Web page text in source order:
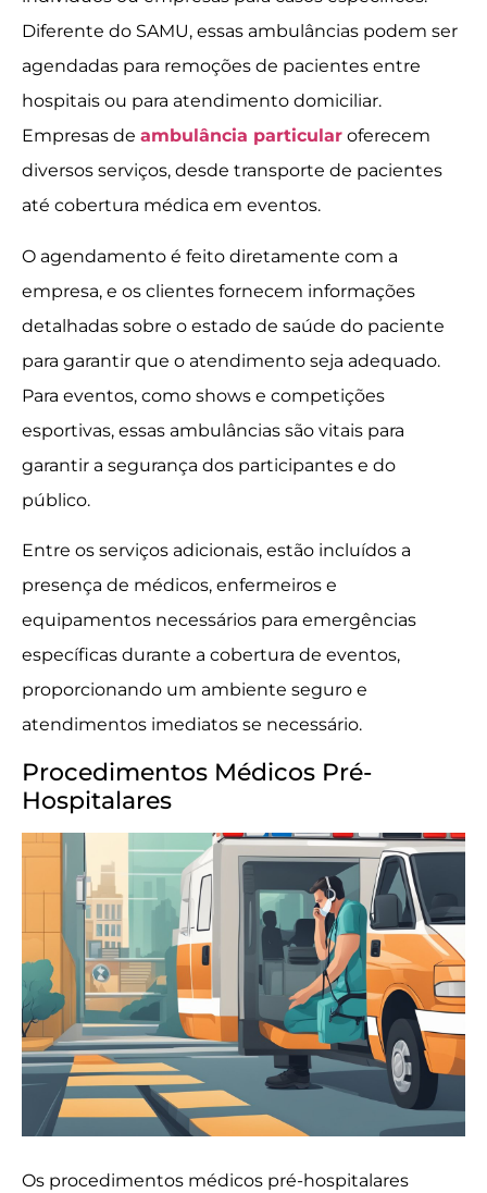
Diferente do SAMU, essas ambulâncias podem ser
agendadas para remoções de pacientes entre
hospitais ou para atendimento domiciliar.
Empresas de ambulância particular oferecem
diversos serviços, desde transporte de pacientes
até cobertura médica em eventos.
O agendamento é feito diretamente com a
empresa, e os clientes fornecem informações
detalhadas sobre o estado de saúde do paciente
para garantir que o atendimento seja adequado.
Para eventos, como shows e competições
esportivas, essas ambulâncias são vitais para
garantir a segurança dos participantes e do
público.
Entre os serviços adicionais, estão incluídos a
presença de médicos, enfermeiros e
equipamentos necessários para emergências
específicas durante a cobertura de eventos,
proporcionando um ambiente seguro e
atendimentos imediatos se necessário.
Procedimentos Médicos Pré-
Hospitalares
Os procedimentos médicos pré-hospitalares